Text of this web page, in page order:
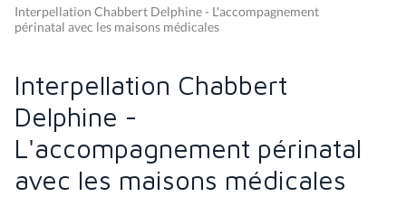
Interpellation Chabbert Delphine - L'accompagnement
périnatal avec les maisons médicales
Interpellation Chabbert
Delphine -
L'accompagnement périnatal
avec les maisons médicales